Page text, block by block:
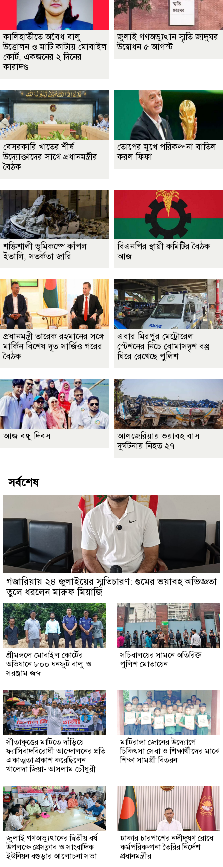
কালিহাতীতে অবৈধ বালু
উত্তোলন ও মাটি কাটায় মোবাইল
কোর্ট, একজনের ২ দিনের
কারাদণ্ড
জুলাই গণঅভ্যুত্থান স্মৃতি জাদুঘর
উদ্বোধন ৫ আগস্ট
বেসরকারি খাতের শীর্ষ
উদ্যোক্তাদের সাথে প্রধানমন্ত্রীর
বৈঠক
তোপের মুখে পরিকল্পনা বাতিল
করল ফিফা
শক্তিশালী ভূমিকম্পে কাঁপল
ইতালি, সতর্কতা জারি
বিএনপির স্থায়ী কমিটির বৈঠক
আজ
প্রধানমন্ত্রী তারেক রহমানের সঙ্গে
মার্কিন বিশেষ দূত সার্জিও গরের
বৈঠক
এবার মিরপুর মেট্রোরেল
স্টেশনের নিচে বোমাসদৃশ বস্তু
ঘিরে রেখেছে পুলিশ
আজ বন্ধু দিবস
আলজেরিয়ায় ভয়াবহ বাস
দুর্ঘটনায় নিহত ২৭
সর্বশেষ
গজারিয়ায় ২৪ জুলাইয়ের স্মৃতিচারণ: গুমের ভয়াবহ অভিজ্ঞতা
তুলে ধরলেন মারুফ মিয়াজি
শ্রীমঙ্গলে মোবাইল কোর্টের
অভিযানে ৮০০ ঘনফুট বালু ও
সরঞ্জাম জব্দ
সচিবালয়ের সামনে অতিরিক্ত
পুলিশ মোতায়েন
সীতাকুণ্ডের মাটিতে দাঁড়িয়ে
ফ্যাসিবাদবিরোধী আন্দোলনের প্রতি
একাত্মতা প্রকাশ করেছিলেন
খালেদা জিয়া- আসলাম চৌধুরী
মাটিরাঙ্গা জোনের উদ্যোগে
চিকিৎসা সেবা ও শিক্ষার্থীদের মাঝে
শিক্ষা সামগ্রী বিতরন
জুলাই গণঅভ্যুত্থানের দ্বিতীয় বর্ষ
উপলক্ষে প্রেসক্লাব ও সাংবাদিক
ইউনিয়ন বগুড়ার আলোচনা সভা
ঢাকার চারপাশের নদীদূষণ রোধে
কর্মপরিকল্পনা তৈরির নির্দেশ
প্রধানমন্ত্রীর